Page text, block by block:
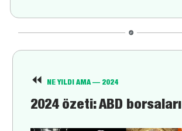
⏪ NE YILDI AMA — 2024
2024 özeti: ABD borsaları